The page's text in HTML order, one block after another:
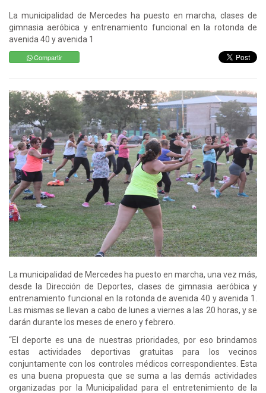
La municipalidad de Mercedes ha puesto en marcha, clases de
gimnasia aeróbica y entrenamiento funcional en la rotonda de
avenida 40 y avenida 1
Compartir
La municipalidad de Mercedes ha puesto en marcha, una vez más,
desde la Dirección de Deportes, clases de gimnasia aeróbica y
entrenamiento funcional en la rotonda de avenida 40 y avenida 1.
Las mismas se llevan a cabo de lunes a viernes a las 20 horas, y se
darán durante los meses de enero y febrero.
“El deporte es una de nuestras prioridades, por eso brindamos
estas actividades deportivas gratuitas para los vecinos
conjuntamente con los controles médicos correspondientes. Esta
es una buena propuesta que se suma a las demás actividades
organizadas por la Municipalidad para el entretenimiento de la